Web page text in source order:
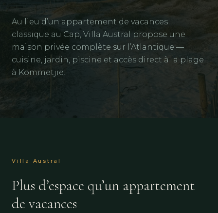
Au lieu d’un appartement de vacances
classique au Cap, Villa Austral propose une
maison privée complète sur l’Atlantique —
cuisine, jardin, piscine et accès direct à la plage
à Kommetjie.
Villa Austral
Plus d’espace qu’un appartement
de vacances